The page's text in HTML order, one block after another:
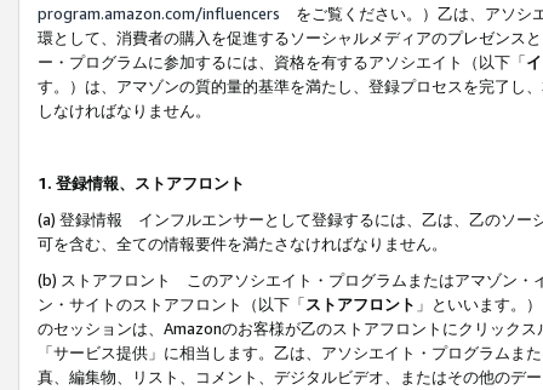
program.amazon.com/influencers をご覧ください。）乙は、アソシ
環として、消費者の購入を促進するソーシャルメディアのプレゼンス
ー・プログラムに参加するには、資格を有するアソシエイト（以下「
す。）は、アマゾンの質的量的基準を満たし、登録プロセスを完了し、
しなければなりません。
1. 登録情報、ストアフロント
(a) 登録情報 インフルエンサーとして登録するには、乙は、乙のソー
可を含む、全ての情報要件を満たさなければなりません。
(b) ストアフロント このアソシエイト・プログラムまたはアマゾン・
ン・サイトのストアフロント（以下「ストアフロント 」といいます。
のセッションは、Amazonのお客様が乙のストアフロントにクリック
「サービス提供」に相当します。乙は、アソシエイト・プログラム
真、編集物、リスト、コメント、デジタルビデオ、またはその他のデ